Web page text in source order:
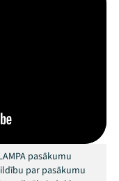
pasākumu
par pasākumu